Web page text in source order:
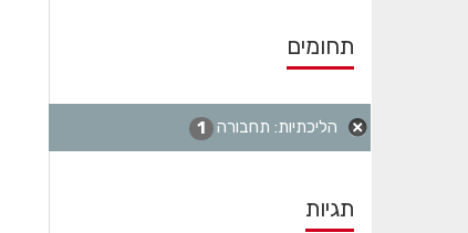
תחומים
הליכתיות: תחבורה 1
תגיות